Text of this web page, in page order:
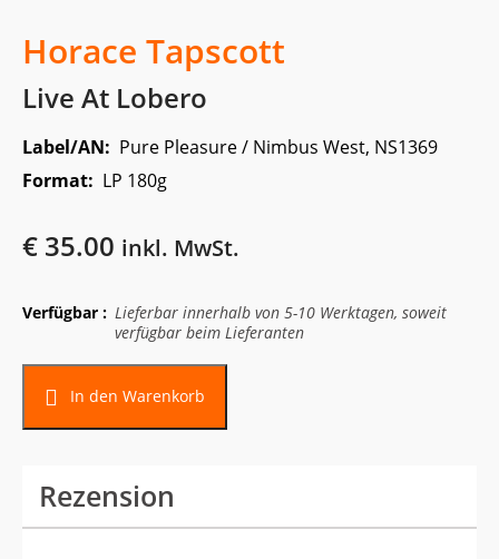
Horace Tapscott
Live At Lobero
Label/AN: Pure Pleasure / Nimbus West, NS1369
Format: LP 180g
€ 35.00 inkl. MwSt.
Verfügbar : Lieferbar innerhalb von 5-10 Werktagen, soweit
verfügbar beim Lieferanten
In den Warenkorb
Alternative:
Rezension